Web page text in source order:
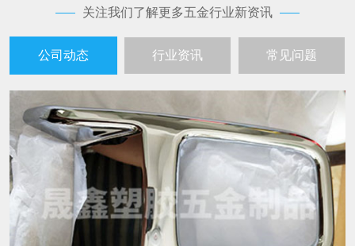
关注我们了解更多五金行业新资讯
公司动态 行业资讯 常见问题